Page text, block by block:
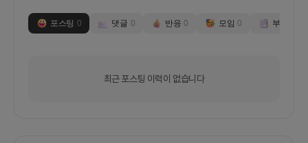
포스팅 0 댓글 0 반응 0 모임 0 부스
최근 포스팅 이력이 없습니다